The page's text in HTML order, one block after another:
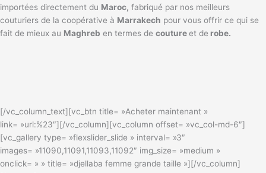
importées directement du Maroc, fabriqué par nos meilleurs
couturiers de la coopérative à Marrakech pour vous offrir ce qui se
fait de mieux au Maghreb en termes de coutureet de robe.
[/vc_column_text][vc_btn title= »Acheter maintenant »
link= »url:%23″][/vc_column][vc_column offset= »vc_col-md-6″]
[vc_gallery type= »flexslider_slide » interval= »3″
images= »11090,11091,11093,11092″ img_size= »medium »
onclick= » » title= »djellaba femme grande taille »][/vc_column]